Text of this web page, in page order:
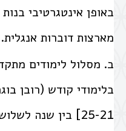
באופן אינטגרטיבי
מארצות דוברות אנגלית.
ב. מסלול לימודים
בלימודי קודש (רובן
25-21] בין שנה לשלוש שנים.